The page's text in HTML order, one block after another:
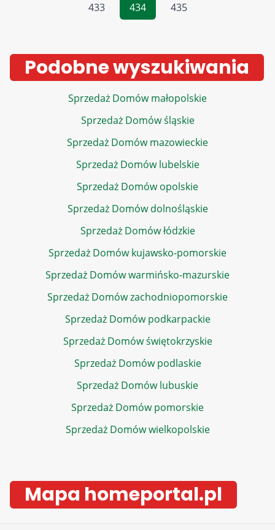
433
434 435
Podobne wyszukiwania
Sprzedaż Domów małopolskie
Sprzedaż Domów śląskie
Sprzedaż Domów mazowieckie
Sprzedaż Domów lubelskie
Sprzedaż Domów opolskie
Sprzedaż Domów dolnośląskie
Sprzedaż Domów łódzkie
Sprzedaż Domów kujawsko-pomorskie
Sprzedaż Domów warmińsko-mazurskie
Sprzedaż Domów zachodniopomorskie
Sprzedaż Domów podkarpackie
Sprzedaż Domów świętokrzyskie
Sprzedaż Domów podlaskie
Sprzedaż Domów lubuskie
Sprzedaż Domów pomorskie
Sprzedaż Domów wielkopolskie
Mapa homeportal.pl